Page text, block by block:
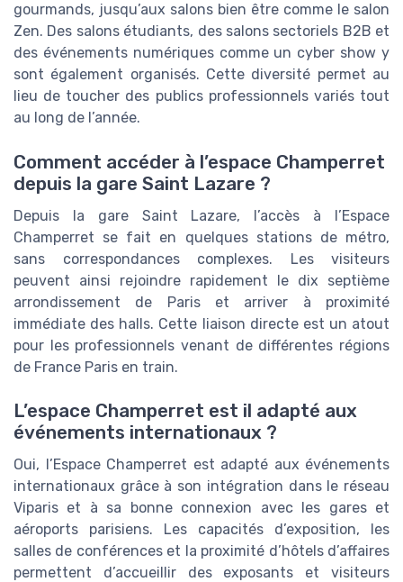
gourmands, jusqu’aux salons bien être comme le salon
Zen. Des salons étudiants, des salons sectoriels B2B et
des événements numériques comme un cyber show y
sont également organisés. Cette diversité permet au
lieu de toucher des publics professionnels variés tout
au long de l’année.
Comment accéder à l’espace Champerret
depuis la gare Saint Lazare ?
Depuis la gare Saint Lazare, l’accès à l’Espace
Champerret se fait en quelques stations de métro,
sans correspondances complexes. Les visiteurs
peuvent ainsi rejoindre rapidement le dix septième
arrondissement de Paris et arriver à proximité
immédiate des halls. Cette liaison directe est un atout
pour les professionnels venant de différentes régions
de France Paris en train.
L’espace Champerret est il adapté aux
événements internationaux ?
Oui, l’Espace Champerret est adapté aux événements
internationaux grâce à son intégration dans le réseau
Viparis et à sa bonne connexion avec les gares et
aéroports parisiens. Les capacités d’exposition, les
salles de conférences et la proximité d’hôtels d’affaires
permettent d’accueillir des exposants et visiteurs